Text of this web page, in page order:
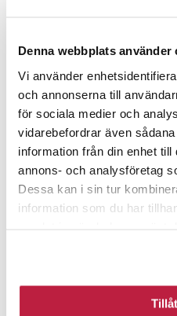
Denna webbplats använder
Vi använder
och annonserna till
för sociala medier och
vidarebefordrar även
information från din enhet
annons- och analysföretag
Dessa kan i sin tur
information som du har
Tuotenro Nimike
19390 Hattuhylly
19391
19392
Hattuhylly
Hattuhylly